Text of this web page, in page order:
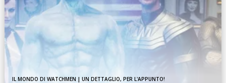
IL MONDO DI WATCHMEN | UN DETTAGLIO, PER L'APPUNTO!